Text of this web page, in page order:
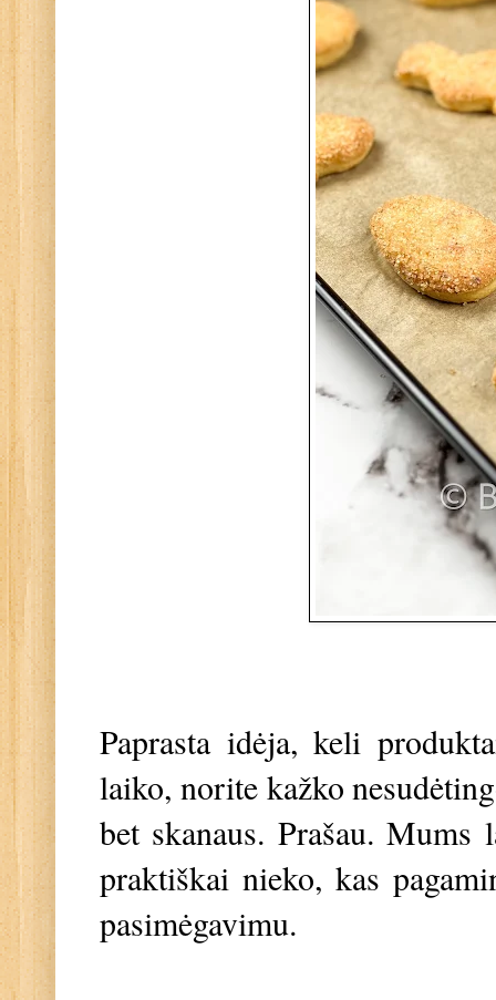
Paprasta idėja, keli
laiko, norite kažko
bet skanaus. Prašau.
praktiškai nieko, kas
pasimėgavimu.